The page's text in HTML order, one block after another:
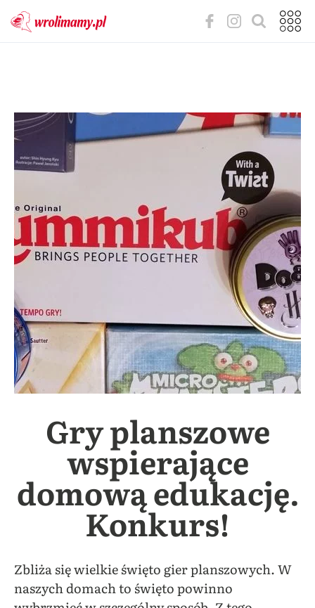
Gry planszowe
wspierające
domową edukację.
Konkurs!
Zbliża się wielkie święto gier planszowych. W
naszych domach to święto powinno